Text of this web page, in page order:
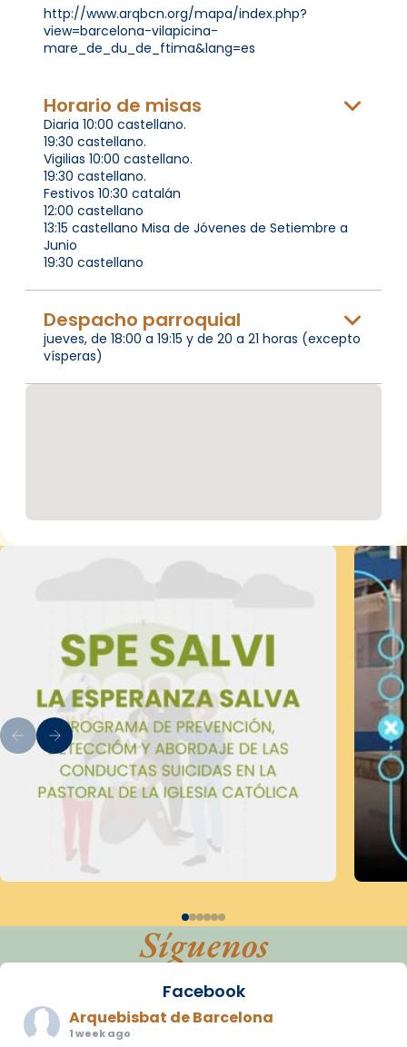
http://www.arqbcn.org/mapa/index.php?
view=barcelona-vilapicina-
mare_de_du_de_ftima&lang=es
Horario de misas
Diaria 10:00 castellano.
19:30 castellano.
Vigilias 10:00 castellano.
19:30 castellano.
Festivos 10:30 catalán
12:00 castellano
13:15 castellano Misa de Jóvenes de Setiembre a
Junio
19:30 castellano
Despacho parroquial
jueves, de 18:00 a 19:15 y de 20 a 21 horas (excepto
vísperas)
Síguenos
Facebook
Arquebisbat de Barcelona
1 week ago